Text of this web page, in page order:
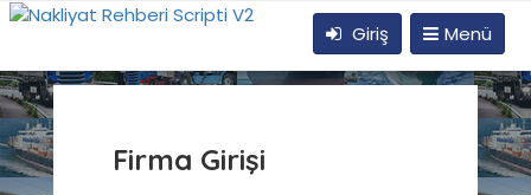
Giriş Menü
Firma Girişi